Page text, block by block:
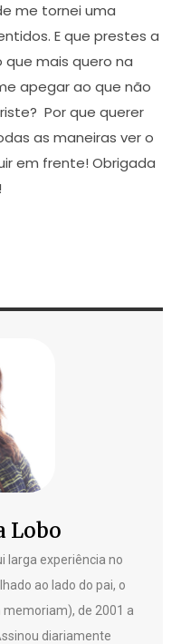
me tornei uma
E que prestes a
mais quero na
apegar ao que não
Por que querer
as maneiras ver o
em frente! Obrigada
Lobo
larga experiência no
ao lado do pai, o
memoriam), de 2001 a
diariamente